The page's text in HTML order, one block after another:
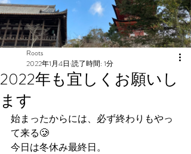
2022年も宜しくお願いし
ます
Roots
2022年1月4日 読了時間: 1分
始まったからには、必ず終わりもやっ
て来る🥲
今日は冬休み最終日。